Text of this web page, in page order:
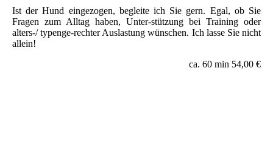
Ist der Hund eingezogen, begleite ich Sie gern. Egal, ob Sie
Fragen zum Alltag haben, Unter-stützung bei Training oder
alters-/ typenge-rechter Auslastung wünschen. Ich lasse Sie nicht
allein!
ca. 60 min 54,00 €